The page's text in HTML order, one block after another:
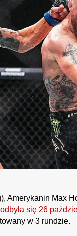
Amerykanin Max
się 26
w 3 rundzie.